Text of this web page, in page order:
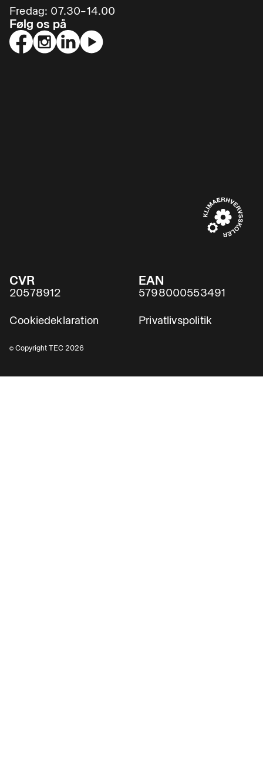
Fredag: 07.30–14.00
Følg os på
CVR
20578912
EAN
5798000553491
Cookiedeklaration Privatlivspolitik
© Copyright TEC 2026